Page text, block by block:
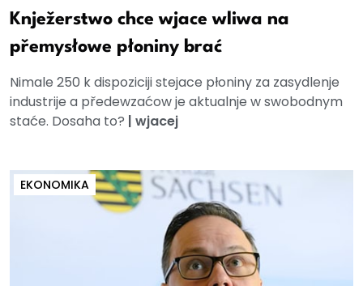
Knježerstwo chce wjace wliwa na
přemysłowe płoniny brać
Nimale 250 k dispoziciji stejace płoniny za zasydlenje
industrije a předewzaćow je aktualnje w swobodnym
staće. Dosaha to? | wjacej
EKONOMIKA